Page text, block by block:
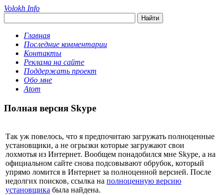
Volokh Info
Главная
Последние комментарии
Контакты
Реклама на сайте
Поддержать проект
Обо мне
Atom
Полная версия Skype
Так уж повелось, что я предпочитаю загружать полноценные
установщики, а не огрызки которые загружают свои
лохмотья из Интернет. Вообщем понадобился мне Skype, а на
официальном сайте снова подсовывают обрубок, который
упрямо ломится в Интернет за полноценной версией. После
недолгих поисков, ссылка на полноценную версию
установщика была найдена.